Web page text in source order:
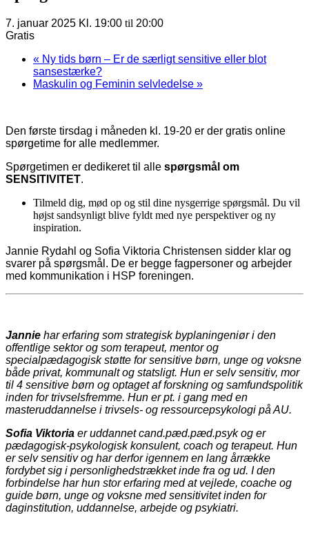
7. januar 2025 Kl. 19:00 til 20:00
Gratis
« Ny tids børn – Er de særligt sensitive eller blot
sansestærke?
Maskulin og Feminin selvledelse »
Den første tirsdag i måneden kl. 19-20 er der gratis online
spørgetime for alle medlemmer.
Spørgetimen er dedikeret til alle spørgsmål om
SENSITIVITET.
Tilmeld dig, mød op og stil dine nysgerrige spørgsmål. Du vil
højst sandsynligt blive fyldt med nye perspektiver og ny
inspiration.
Jannie Rydahl og Sofia Viktoria Christensen sidder klar og
svarer på spørgsmål. De er begge fagpersoner og arbejder
med kommunikation i HSP foreningen.
Jannie har erfaring som strategisk byplaningeniør i den
offentlige sektor og som terapeut, mentor og
specialpædagogisk støtte for sensitive børn, unge og voksne
både privat, kommunalt og statsligt. Hun er selv sensitiv, mor
til 4 sensitive børn og optaget af forskning og samfundspolitik
inden for trivselsfremme. Hun er pt. i gang med en
masteruddannelse i trivsels- og ressourcepsykologi på AU.
Sofia Viktoria er uddannet cand.pæd.pæd.psyk og er
pædagogisk-psykologisk konsulent, coach og terapeut. Hun
er selv sensitiv og har derfor igennem en lang årrække
fordybet sig i personlighedstrækket inde fra og ud. I den
forbindelse har hun stor erfaring med at vejlede, coache og
guide børn, unge og voksne med sensitivitet inden for
daginstitution, uddannelse, arbejde og psykiatri.